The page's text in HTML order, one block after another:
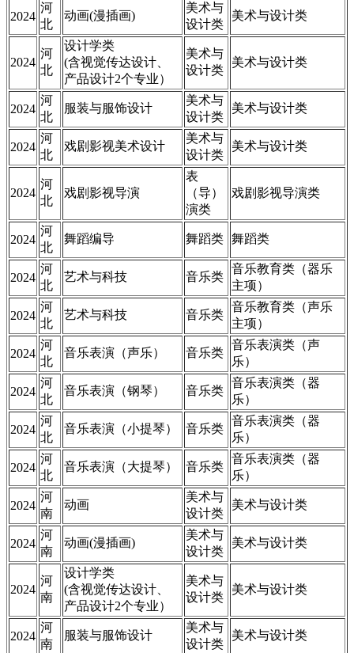
2024
河
北
动画(漫插画)
美术与
设计类
美术与设计类
2024
河
北
设计学类
(含视觉传达设计、
产品设计2个专业）
美术与
设计类
美术与设计类
2024
河
北
服装与服饰设计
美术与
设计类
美术与设计类
2024
河
北
戏剧影视美术设计
美术与
设计类
美术与设计类
2024
河
北
戏剧影视导演
表
（导）
演类
戏剧影视导演类
2024
河
北
舞蹈编导 舞蹈类 舞蹈类
2024
河
北
艺术与科技 音乐类
音乐教育类（器乐
主项）
2024
河
北
艺术与科技 音乐类
音乐教育类（声乐
主项）
2024
河
北
音乐表演（声乐） 音乐类
音乐表演类（声
乐）
2024
河
北
音乐表演（钢琴） 音乐类
音乐表演类（器
乐）
2024
河
北
音乐表演（小提琴） 音乐类
音乐表演类（器
乐）
2024
河
北
音乐表演（大提琴） 音乐类
音乐表演类（器
乐）
2024
河
南
动画
美术与
设计类
美术与设计类
2024
河
南
动画(漫插画)
美术与
设计类
美术与设计类
2024
河
南
设计学类
(含视觉传达设计、
产品设计2个专业）
美术与
设计类
美术与设计类
2024
河
南
服装与服饰设计
美术与
设计类
美术与设计类